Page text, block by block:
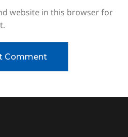
website in this browser for